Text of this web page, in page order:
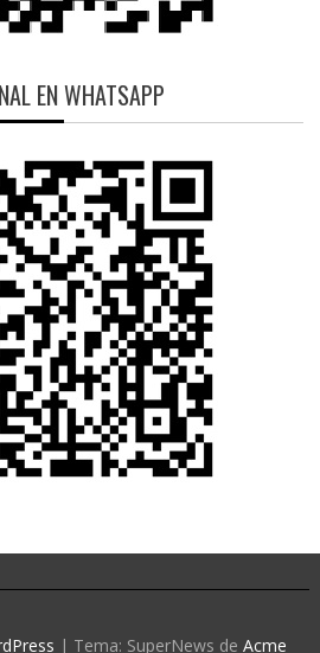
EN WHATSAPP
| Tema: SuperNews de Acme